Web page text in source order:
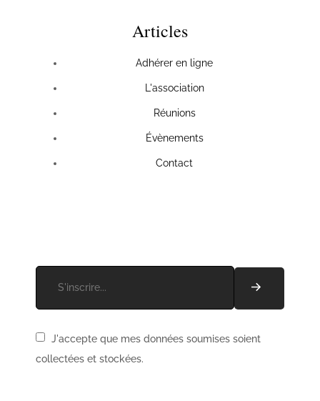
Articles
Adhérer en ligne
L'association
Réunions
Évènements
Contact
J'accepte que mes données soumises soient
collectées et stockées.